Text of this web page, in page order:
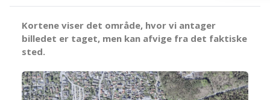
Kortene viser det område, hvor vi antager
billedet er taget, men kan afvige fra det faktiske
sted.